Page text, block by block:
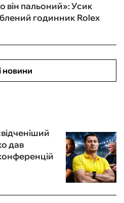
він пальоний»: Усик
годинник Rolex
новини
дав